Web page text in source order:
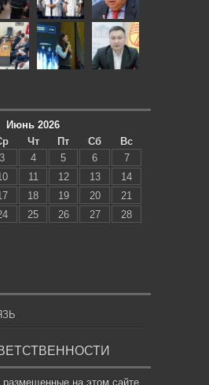
Июнь 2026
Чт Пт Сб
Вс
3 4 5 6
7
11 12 13
14
18 19 20
21
25 26 27
28
на этом сайте,